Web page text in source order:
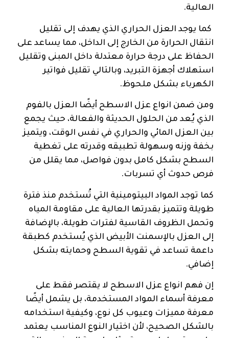
العالية.
كما يوجد العزل الحراري الذي يهدف إلى تقليل
انتقال الحرارة من الخارج إلى الداخل، مما يساعد على
الحفاظ على درجة حرارة معتدلة داخل المبنى وتقليل
استهلاك أجهزة التبريد، وبالتالي تقليل فواتير
الكهرباء بشكل ملحوظ.
ومن ضمن انواع عزل الاسطح أيضًا العزل بالفوم
الذي يُعد من الحلول الحديثة والفعالة، حيث يجمع
بين العزل المائي والحراري في نفس الوقت، ويتميز
بخفة وزنه وسهولة تطبيقه وقدرته على تغطية
السطح بشكل كامل بدون فواصل، مما يقلل من
فرص حدوث أي تسربات.
كما توجد المواد البيتومينية التي تُستخدم منذ فترة
طويلة وتتميز بقدرتها العالية على مقاومة المياه
وتحمل الظروف القاسية لفترات طويلة، بالإضافة
إلى العزل بالإسمنت الأبيض الذي يُستخدم كطبقة
داعمة تساعد في تقوية السطح وحمايته بشكل
إضافي.
إن فهم انواع عزل الاسطح لا يقتصر فقط على
معرفة أسماء المواد المستخدمة، بل يشمل أيضًا
معرفة مميزات وعيوب كل نوع، وكيفية استخدامه
بالشكل الصحيح، لأن اختيار النوع المناسب يعتمد